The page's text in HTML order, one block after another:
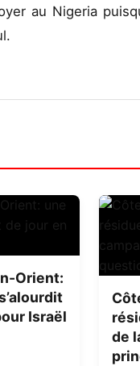
au Nigeria
Orient:
Israël
de